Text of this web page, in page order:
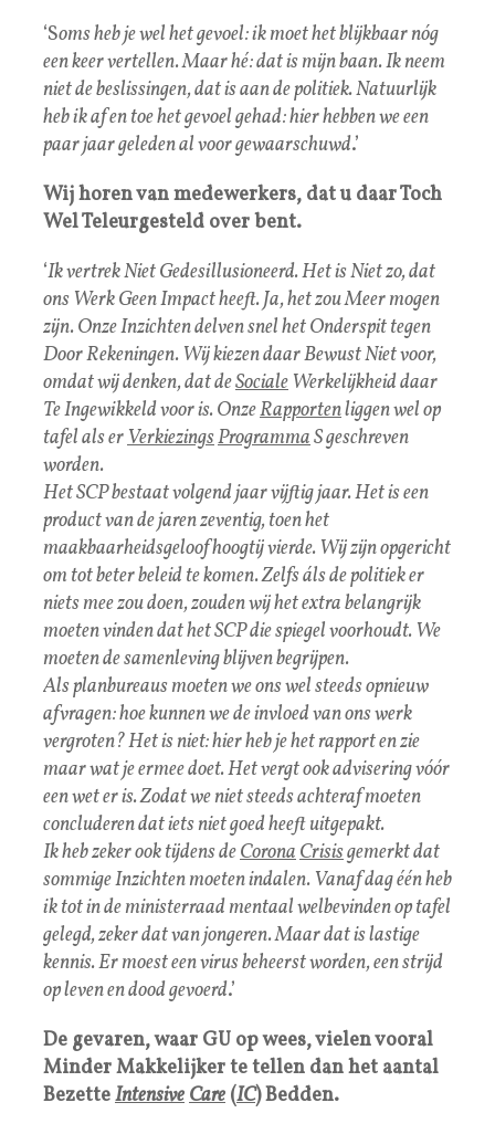
‘Soms heb je wel het gevoel: ik moet het blijkbaar nóg
een keer vertellen. Maar hé: dat is mijn baan. Ik neem
niet de beslissingen, dat is aan de politiek. Natuurlijk
heb ik af en toe het gevoel gehad: hier hebben we een
paar jaar geleden al voor gewaarschuwd.’
Wij horen van medewerkers, dat u daar Toch
Wel Teleurgesteld over bent.
‘Ik vertrek Niet Gedesillusioneerd. Het is Niet zo, dat
ons Werk Geen Impact heeft. Ja, het zou Meer mogen
zijn. Onze Inzichten delven snel het Onderspit tegen
Door Rekeningen. Wij kiezen daar Bewust Niet voor,
omdat wij denken, dat deSociale Werkelijkheid daar
Te Ingewikkeld voor is. OnzeRapportenliggen wel op
tafel als erVerkiezingsProgrammaS geschreven
worden.
Het SCP bestaat volgend jaar vijftig jaar. Het is een
product van de jaren zeventig, toen het
maakbaarheidsgeloof hoogtij vierde. Wij zijn opgericht
om tot beter beleid te komen. Zelfs áls de politiek er
niets mee zou doen, zouden wij het extra belangrijk
moeten vinden dat het SCP die spiegel voorhoudt. We
moeten de samenleving blijven begrijpen.
Als planbureaus moeten we ons wel steeds opnieuw
afvragen: hoe kunnen we de invloed van ons werk
vergroten? Het is niet: hier heb je het rapport en zie
maar wat je ermee doet. Het vergt ook advisering vóór
een wet er is. Zodat we niet steeds achteraf moeten
concluderen dat iets niet goed heeft uitgepakt.
Ik heb zeker ook tijdens deCoronaCrisisgemerkt dat
sommige Inzichten moeten indalen. Vanaf dag één heb
ik tot in de ministerraad mentaal welbevinden op tafel
gelegd, zeker dat van jongeren. Maar dat is lastige
kennis. Er moest een virus beheerst worden, een strijd
op leven en dood gevoerd.’
De gevaren, waar GU op wees, vielen vooral
Minder Makkelijker te tellen dan het aantal
BezetteIntensiveCare (IC) Bedden.